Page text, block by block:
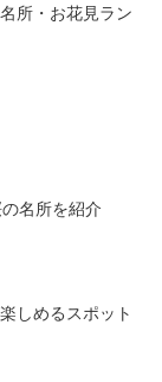
所・お花見ラン
名所を紹介
しめるスポット